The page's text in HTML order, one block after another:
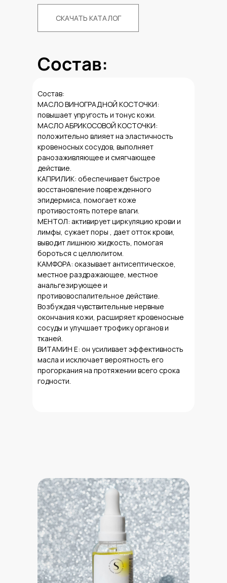
СКАЧАТЬ КАТАЛОГ
Состав:
Состав:
МАСЛО ВИНОГРАДНОЙ КОСТОЧКИ:
повышает упругость и тонус кожи.
МАСЛО АБРИКОСОВОЙ КОСТОЧКИ:
положительно влияет на эластичность
кровеносных сосудов, выполняет
ранозаживляющее и смягчающее
действие.
КАПРИЛИК: обеспечивает быстрое
восстановление поврежденного
эпидермиса, помогает коже
противостоять потере влаги.
МЕНТОЛ: активирует циркуляцию крови и
лимфы, сужает поры , дает отток крови,
выводит лишнюю жидкость, помогая
бороться с целлюлитом.
КАМФОРА: оказывает антисептическое,
местное раздражающее, местное
анальгезирующее и
противовоспалительное действие.
Возбуждая чувствительные нервные
окончания кожи, расширяет кровеносные
сосуды и улучшает трофику органов и
тканей.
ВИТАМИН Е: он усиливает эффективность
масла и исключает вероятность его
прогоркания на протяжении всего срока
годности.